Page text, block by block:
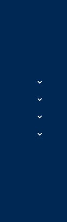
de
disso, o
crianças com
imunológico.